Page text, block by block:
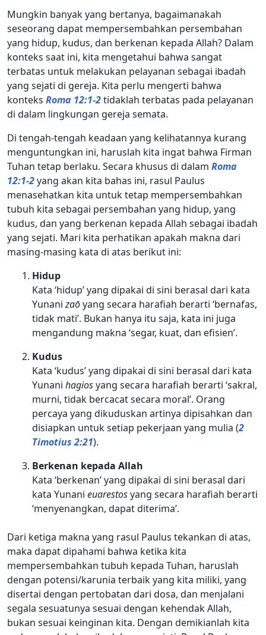
Mungkin banyak yang bertanya, bagaimanakah
seseorang dapat mempersembahkan persembahan
yang hidup, kudus, dan berkenan kepada Allah? Dalam
konteks saat ini, kita mengetahui bahwa sangat
terbatas untuk melakukan pelayanan sebagai ibadah
yang sejati di gereja. Kita perlu mengerti bahwa
konteks Roma 12:1-2tidaklah terbatas pada pelayanan
di dalam lingkungan gereja semata.
Di tengah-tengah keadaan yang kelihatannya kurang
menguntungkan ini, haruslah kita ingat bahwa Firman
Tuhan tetap berlaku. Secara khusus di dalam Roma
12:1-2yang akan kita bahas ini, rasul Paulus
menasehatkan kita untuk tetap mempersembahkan
tubuh kita sebagai persembahan yang hidup, yang
kudus, dan yang berkenan kepada Allah sebagai ibadah
yang sejati. Mari kita perhatikan apakah makna dari
masing-masing kata di atas berikut ini:
Hidup
Kata ‘hidup’ yang dipakai di sini berasal dari kata
Yunanizaōyang secara harafiah berarti ‘bernafas,
tidak mati’. Bukan hanya itu saja, kata ini juga
mengandung makna ‘segar, kuat, dan efisien’.
Kudus
Kata ‘kudus’ yang dipakai di sini berasal dari kata
Yunani hagiosyang secara harafiah berarti ‘sakral,
murni, tidak bercacat secara moral’. Orang
percaya yang dikuduskan artinya dipisahkan dan
disiapkan untuk setiap pekerjaan yang mulia (2
Timotius 2:21).
Berkenan kepada Allah
Kata ‘berkenan’ yang dipakai di sini berasal dari
kata Yunani euarestosyang secara harafiah berarti
‘menyenangkan, dapat diterima’.
Dari ketiga makna yang rasul Paulus tekankan di atas,
maka dapat dipahami bahwa ketika kita
mempersembahkan tubuh kepada Tuhan, haruslah
dengan potensi/karunia terbaik yang kita miliki, yang
disertai dengan pertobatan dari dosa, dan menjalani
segala sesuatunya sesuai dengan kehendak Allah,
bukan sesuai keinginan kita. Dengan demikianlah kita